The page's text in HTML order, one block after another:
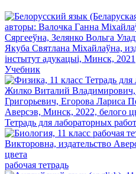
Учебник
Тетрадь для лабораторных работ
рабочая тетрадь